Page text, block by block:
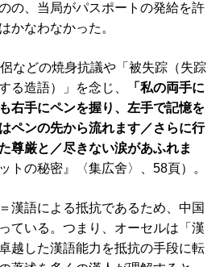
の、当局がパスポートの発給を許
かなわなかった。
などの焼身抗議や「被失踪（失踪
る造語）」を念じ、
「私の両手に
右手にペンを握り、左手で記憶を
ペンの先から流れます／さらに行
尊厳と／尽きない涙があふれま
トの秘密』〈集広舍〉、58頁）。
漢語による抵抗であるため、中国
ている。つまり、オーセルは「漢
越した漢語能力を抵抗の手段に転